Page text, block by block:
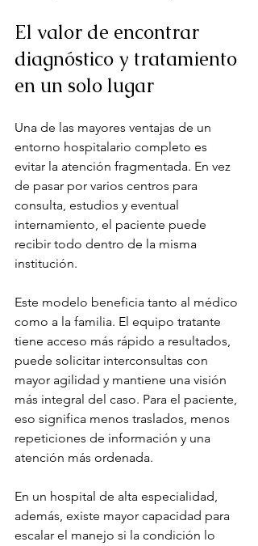
El valor de encontrar
diagnóstico y tratamiento
en un solo lugar
Una de las mayores ventajas de un
entorno hospitalario completo es
evitar la atención fragmentada. En vez
de pasar por varios centros para
consulta, estudios y eventual
internamiento, el paciente puede
recibir todo dentro de la misma
institución.
Este modelo beneficia tanto al médico
como a la familia. El equipo tratante
tiene acceso más rápido a resultados,
puede solicitar interconsultas con
mayor agilidad y mantiene una visión
más integral del caso. Para el paciente,
eso significa menos traslados, menos
repeticiones de información y una
atención más ordenada.
En un hospital de alta especialidad,
además, existe mayor capacidad para
escalar el manejo si la condición lo